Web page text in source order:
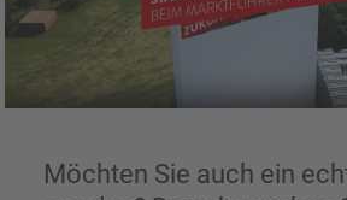
Möchten Sie auch ein